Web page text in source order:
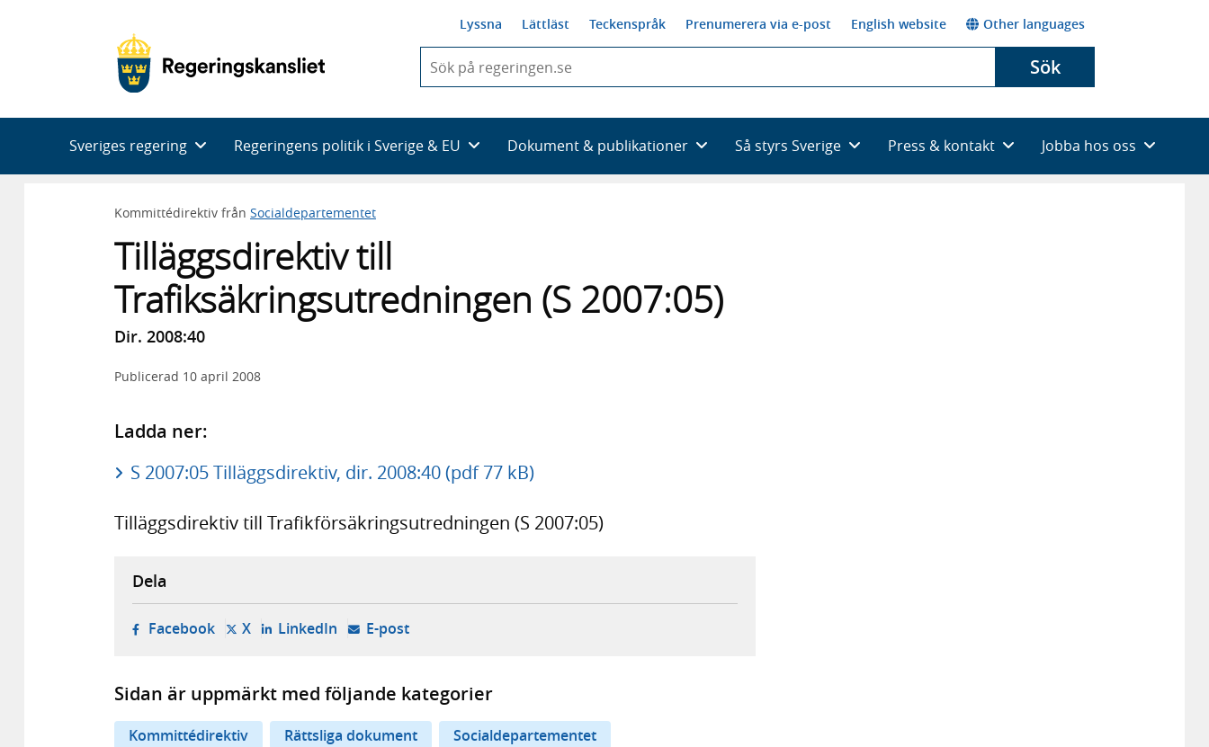
Lyssna Lättläst Teckenspråk Prenumerera via e-post English website Other languages
du
skriva
framträder
en
Sök
Sveriges regering Regeringens politik i Sverige & EU Dokument & publikationer Så styrs Sverige Press & kontakt Jobba hos oss
Kommittédirektiv från Socialdepartementet
Tilläggsdirektiv till
Trafiksäkringsutredningen (S 2007:05)
Dir. 2008:40
Publicerad 10 april 2008
Ladda ner:
S 2007:05 Tilläggsdirektiv, dir. 2008:40 (pdf 77 kB)
Tilläggsdirektiv till Trafikförsäkringsutredningen (S 2007:05)
Dela
Facebook- öppnas i ny flik, extern webbplats,
X- öppnas i ny flik, extern webbplats,
LinkedIn- öppnas i ny flik, extern webbplats,
E-post- öppnar din e-postklient,
Sidan är uppmärkt med följande kategorier
Kommittédirektiv Rättsliga dokument Socialdepartementet